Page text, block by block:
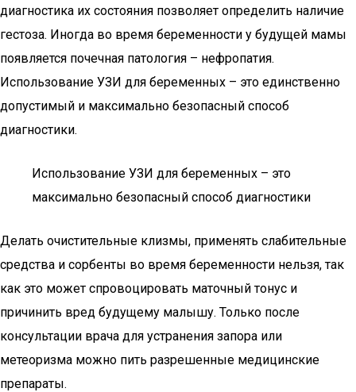
диагностика их состояния позволяет определить наличие
гестоза. Иногда во время беременности у будущей мамы
появляется почечная патология – нефропатия.
Использование УЗИ для беременных – это единственно
допустимый и максимально безопасный способ
диагностики.
Использование УЗИ для беременных – это
максимально безопасный способ диагностики
Делать очистительные клизмы, применять слабительные
средства и сорбенты во время беременности нельзя, так
как это может спровоцировать маточный тонус и
причинить вред будущему малышу. Только после
консультации врача для устранения запора или
метеоризма можно пить разрешенные медицинские
препараты.